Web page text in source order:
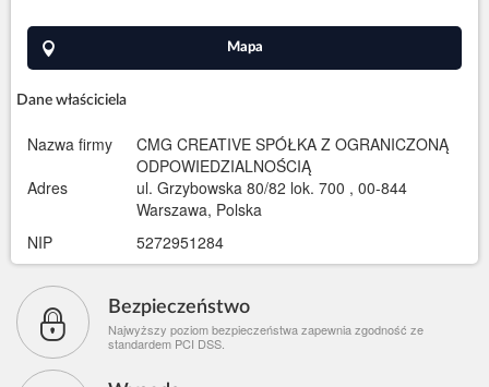
Mapa
Dane właściciela
Nazwa firmy
CMG CREATIVE SPÓŁKA Z OGRANICZONĄ
ODPOWIEDZIALNOŚCIĄ
Adres
ul. Grzybowska 80/82 lok. 700 , 00-844
Warszawa, Polska
NIP
5272951284
Bezpieczeństwo
Najwyższy poziom bezpieczeństwa zapewnia zgodność ze
standardem PCI DSS.